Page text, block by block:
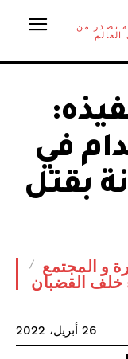
تصدر من
في
بقتل
و المجتمع
خلف القضبان
26 أبريل، 2022